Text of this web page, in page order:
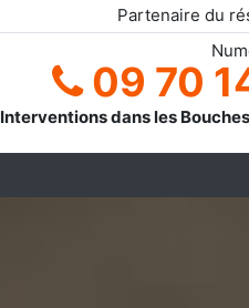
Partenaire du
09 70
Interventions dans les